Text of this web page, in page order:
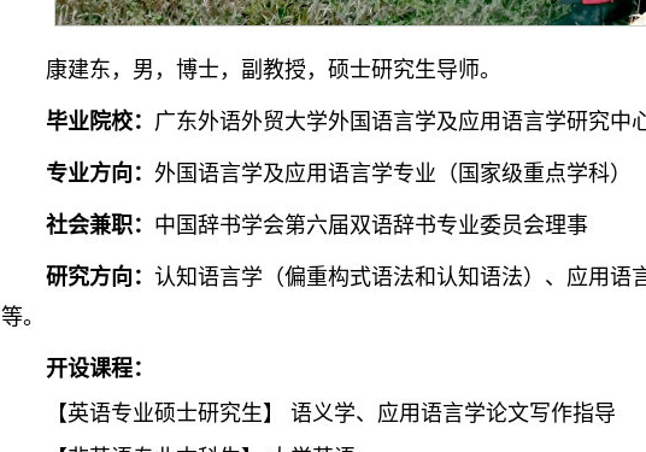
康建东，男，博士，副教授，硕士研究生导师。
毕业院校： 广东外语外贸大学外国语言学及应用语言学研究中
专业方向：外国语言学及应用语言学专业（国家级重点学科）
社会兼职： 中国辞书学会第六届双语辞书专业委员会理事
研究方向：认知语言学（偏重构式语法和认知语法）、应用语
等。
开设课程：
【英语专业硕士研究生】 语义学、应用语言学论文写作指导